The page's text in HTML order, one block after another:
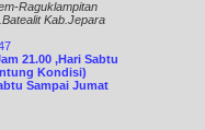
Raguklampitan
Kab.Jepara
21.00 ,Hari Sabtu
Kondisi)
Sampai Jumat